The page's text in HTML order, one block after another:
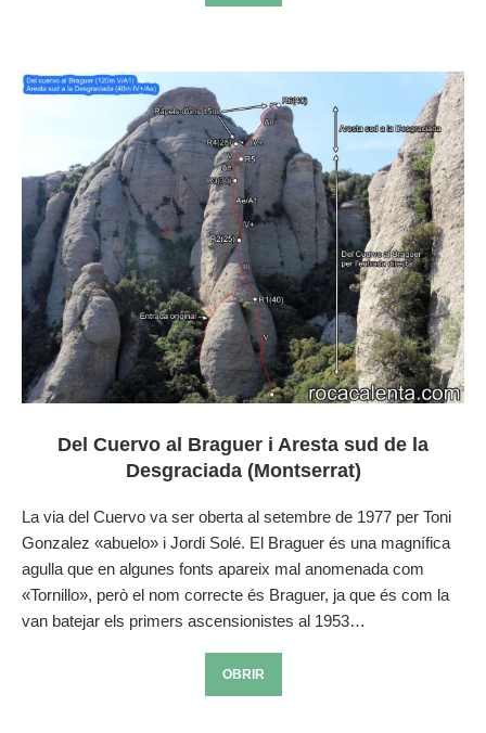
Del Cuervo al Braguer i Aresta sud de la
Desgraciada (Montserrat)
La via del Cuervo va ser oberta al setembre de 1977 per Toni
Gonzalez «abuelo» i Jordi Solé. El Braguer és una magnífica
agulla que en algunes fonts apareix mal anomenada com
«Tornillo», però el nom correcte és Braguer, ja que és com la
van batejar els primers ascensionistes al 1953…
OBRIR